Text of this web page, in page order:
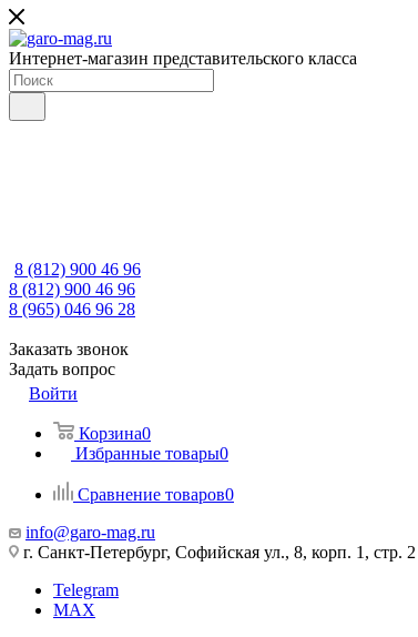
Интернет-магазин представительского класса
8 (812) 900 46 96
8 (812) 900 46 96
8 (965) 046 96 28
Заказать звонок
Задать вопрос
Войти
Корзина0
Избранные товары0
Сравнение товаров0
info@garo-mag.ru
г. Санкт-Петербург, Софийская ул., 8, корп. 1, стр. 2
Telegram
MAX